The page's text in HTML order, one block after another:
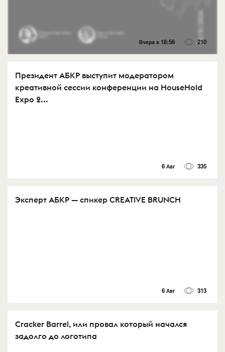
Вчера в 18:56 210
Президент АБКР выступит модератором
креативной сессии конференции на HouseHold
Expo 2...
6 Авг 335
Эксперт АБКР — спикер CREATIVE BRUNCH
6 Авг 313
Cracker Barrel, или провал который начался
задолго до логотипа